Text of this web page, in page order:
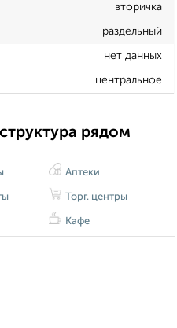
вторичка
раздельный
нет данных
центральное
рядом
Аптеки
Торг. центры
Кафе